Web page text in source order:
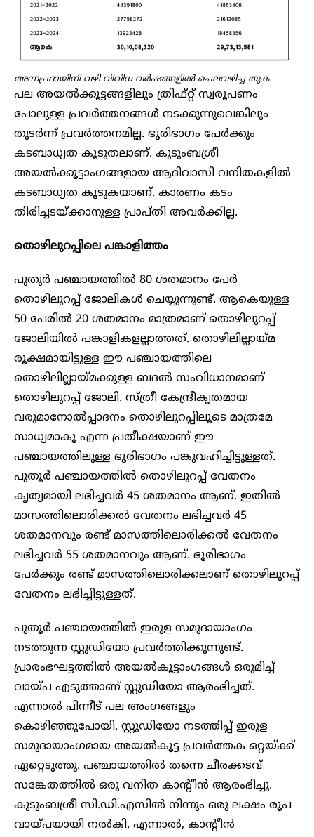
അന്നപ്രദായിനി വഴി വിവിധ വർഷങ്ങളിൽ ചെലവഴിച്ച തുക
പല അയൽക്കൂട്ടങ്ങളിലും ത്രിഫ്റ്റ് സ്വരൂപണം
പോലുള്ള പ്രവർത്തനങ്ങൾ നടക്കുന്നുവെങ്കിലും
തുടർന്ന് പ്രവർത്തനമില്ല. ഭൂരിഭാഗം പേർക്കും
കടബാധ്യത കൂടുതലാണ്. കുടുംബശ്രീ
അയൽക്കൂട്ടാംഗങ്ങളായ ആദിവാസി വനിതകളിൽ
കടബാധ്യത കൂടുകയാണ്. കാരണം കടം
തിരിച്ചടയ്ക്കാനുള്ള പ്രാപ്തി അവർക്കില്ല.
തൊഴിലുറപ്പിലെ പങ്കാളിത്തം
പുതുർ പഞ്ചായത്തിൽ 80 ശതമാനം പേർ
തൊഴിലുറപ്പ് ജോലികൾ ചെയ്യുന്നുണ്ട്. ആകെയുള്ള
50 പേരിൽ 20 ശതമാനം മാത്രമാണ് തൊഴിലുറപ്പ്
ജോലിയിൽ പങ്കാളികളല്ലാത്തത്. തൊഴിലില്ലായ്മ
രൂക്ഷമായിട്ടുള്ള ഈ പഞ്ചായത്തിലെ
തൊഴിലില്ലായ്മക്കുള്ള ബദൽ സംവിധാനമാണ്
തൊഴിലുറപ്പ് ജോലി. സ്ത്രീ കേന്ദ്രീകൃതമായ
വരുമാനോൽപ്പാദനം തൊഴിലുറപ്പിലൂടെ മാത്രമേ
സാധ്യമാകൂ എന്ന പ്രതീക്ഷയാണ് ഈ
പഞ്ചായത്തിലുള്ള ഭൂരിഭാഗം പങ്കുവഹിച്ചിട്ടുള്ളത്.
പുതൂർ പഞ്ചായത്തിൽ തൊഴിലുറപ്പ് വേതനം
കൃത്യമായി ലഭിച്ചവർ 45 ശതമാനം ആണ്. ഇതിൽ
മാസത്തിലൊരിക്കൽ വേതനം ലഭിച്ചവർ 45
ശതമാനവും രണ്ട് മാസത്തിലൊരിക്കൽ വേതനം
ലഭിച്ചവർ 55 ശതമാനവും ആണ്. ഭൂരിഭാഗം
പേർക്കും രണ്ട് മാസത്തിലൊരിക്കലാണ് തൊഴിലുറപ്പ്
വേതനം ലഭിച്ചിട്ടുള്ളത്.
പുതൂർ പഞ്ചായത്തിൽ ഇരുള സമുദായാംഗം
നടത്തുന്ന സ്റ്റുഡിയോ പ്രവർത്തിക്കുന്നുണ്ട്.
പ്രാരംഭഘട്ടത്തിൽ അയൽകൂട്ടാംഗങ്ങൾ ഒരുമിച്ച്
വായ്പ എടുത്താണ് സ്റ്റുഡിയോ ആരംഭിച്ചത്.
എന്നാൽ പിന്നീട് പല അംഗങ്ങളും
കൊഴിഞ്ഞുപോയി. സ്റ്റുഡിയോ നടത്തിപ്പ് ഇരുള
സമുദായാംഗമായ അയൽകൂട്ട പ്രവർത്തക ഒറ്റയ്ക്ക്
ഏറ്റെടുത്തു. പഞ്ചായത്തിൽ തന്നെ ചീരക്കടവ്
സങ്കേതത്തിൽ ഒരു വനിത കാൻ്റീൻ ആരംഭിച്ചു.
കുടുംബശ്രീ സി.ഡി.എസിൽ നിന്നും ഒരു ലക്ഷം രൂപ
വായ്പയായി നൽകി. എന്നാൽ, കാൻ്റീൻ